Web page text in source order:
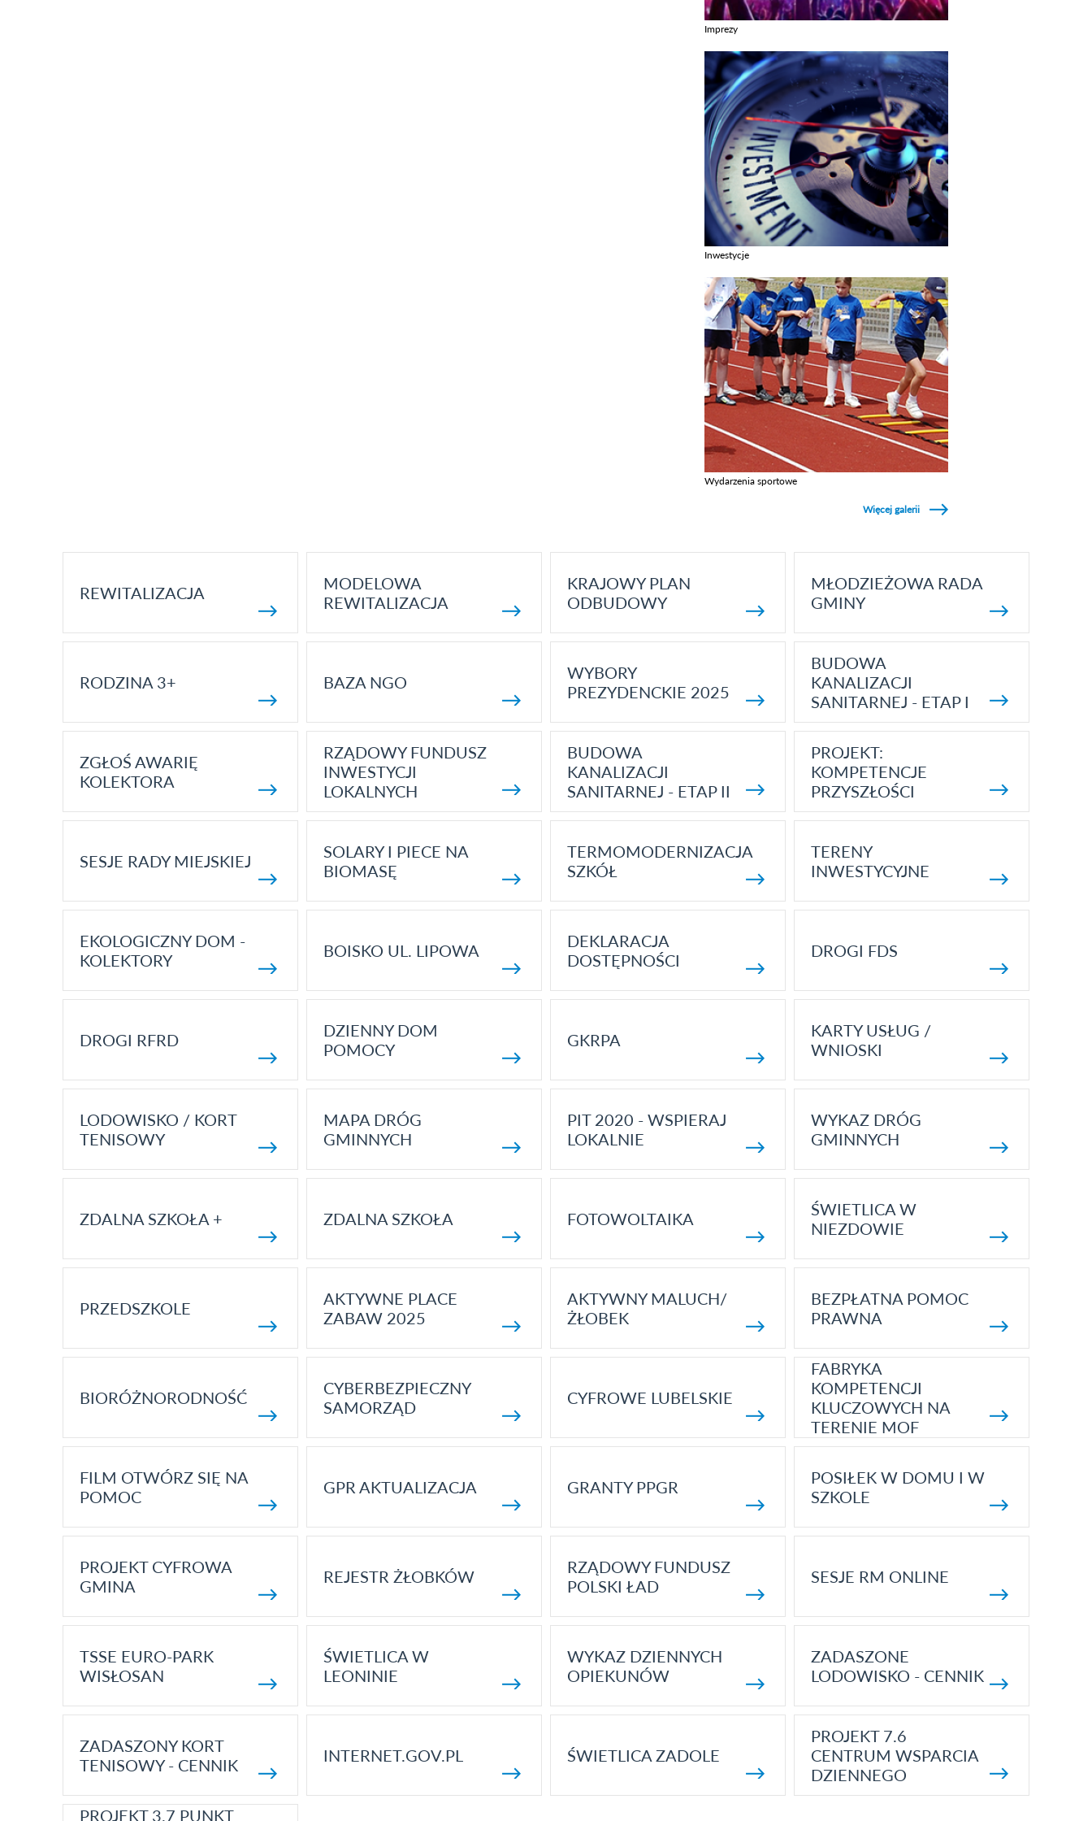
Imprezy
Inwestycje
Wydarzenia sportowe
Więcej galerii
REWITALIZACJA
MODELOWA
REWITALIZACJA
KRAJOWY PLAN
ODBUDOWY
MŁODZIEŻOWA RADA
GMINY
RODZINA 3+ BAZA NGO
WYBORY
PREZYDENCKIE 2025
BUDOWA
KANALIZACJI
SANITARNEJ - ETAP I
ZGŁOŚ AWARIĘ
KOLEKTORA
RZĄDOWY FUNDUSZ
INWESTYCJI
LOKALNYCH
BUDOWA
KANALIZACJI
SANITARNEJ - ETAP II
PROJEKT:
KOMPETENCJE
PRZYSZŁOŚCI
SESJE RADY MIEJSKIEJ
SOLARY I PIECE NA
BIOMASĘ
TERMOMODERNIZACJA
SZKÓŁ
TERENY
INWESTYCYJNE
EKOLOGICZNY DOM -
KOLEKTORY
BOISKO UL. LIPOWA
DEKLARACJA
DOSTĘPNOŚCI
DROGI FDS
DROGI RFRD
DZIENNY DOM
POMOCY
GKRPA
KARTY USŁUG /
WNIOSKI
LODOWISKO / KORT
TENISOWY
MAPA DRÓG
GMINNYCH
PIT 2020 - WSPIERAJ
LOKALNIE
WYKAZ DRÓG
GMINNYCH
ZDALNA SZKOŁA + ZDALNA SZKOŁA FOTOWOLTAIKA
ŚWIETLICA W
NIEZDOWIE
PRZEDSZKOLE
AKTYWNE PLACE
ZABAW 2025
AKTYWNY MALUCH/
ŻŁOBEK
BEZPŁATNA POMOC
PRAWNA
BIORÓŻNORODNOŚĆ
CYBERBEZPIECZNY
SAMORZĄD
CYFROWE LUBELSKIE
FABRYKA
KOMPETENCJI
KLUCZOWYCH NA
TERENIE MOF
FILM OTWÓRZ SIĘ NA
POMOC
GPR AKTUALIZACJA GRANTY PPGR
POSIŁEK W DOMU I W
SZKOLE
PROJEKT CYFROWA
GMINA
REJESTR ŻŁOBKÓW
RZĄDOWY FUNDUSZ
POLSKI ŁAD
SESJE RM ONLINE
TSSE EURO-PARK
WISŁOSAN
ŚWIETLICA W
LEONINIE
WYKAZ DZIENNYCH
OPIEKUNÓW
ZADASZONE
LODOWISKO - CENNIK
ZADASZONY KORT
TENISOWY - CENNIK
INTERNET.GOV.PL ŚWIETLICA ZADOLE
PROJEKT 7.6
CENTRUM WSPARCIA
DZIENNEGO
PROJEKT 3.7 PUNKT